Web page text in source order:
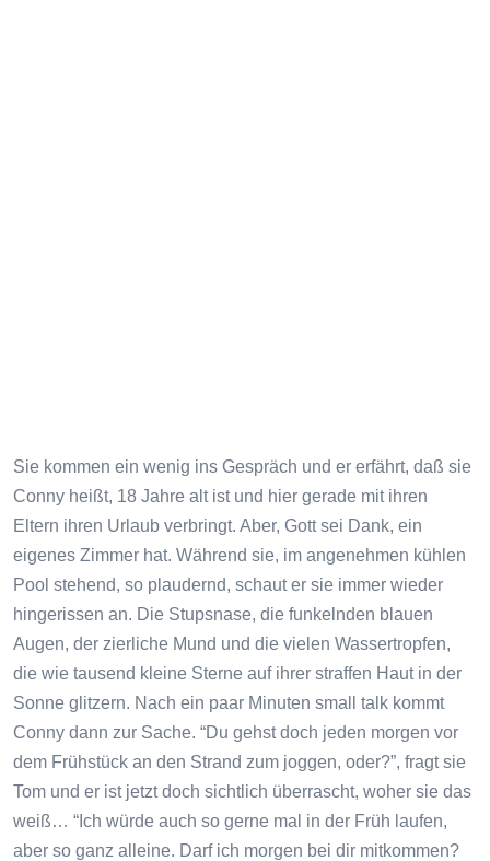
Sie kommen ein wenig ins Gespräch und er erfährt, daß sie
Conny heißt, 18 Jahre alt ist und hier gerade mit ihren
Eltern ihren Urlaub verbringt. Aber, Gott sei Dank, ein
eigenes Zimmer hat. Während sie, im angenehmen kühlen
Pool stehend, so plaudernd, schaut er sie immer wieder
hingerissen an. Die Stupsnase, die funkelnden blauen
Augen, der zierliche Mund und die vielen Wassertropfen,
die wie tausend kleine Sterne auf ihrer straffen Haut in der
Sonne glitzern. Nach ein paar Minuten small talk kommt
Conny dann zur Sache. “Du gehst doch jeden morgen vor
dem Frühstück an den Strand zum joggen, oder?”, fragt sie
Tom und er ist jetzt doch sichtlich überrascht, woher sie das
weiß… “Ich würde auch so gerne mal in der Früh laufen,
aber so ganz alleine. Darf ich morgen bei dir mitkommen?